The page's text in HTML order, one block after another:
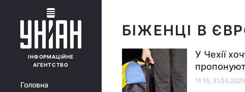
ІНФОРМАЦІЙНЕ
АГЕНТСТВО
Головна
БІЖЕНЦІ В
У Чехії
11:15, 31.03.2025